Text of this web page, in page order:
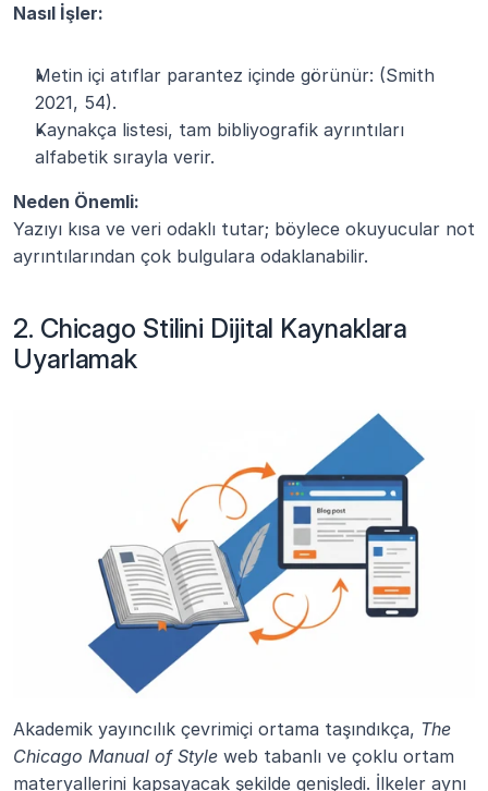
Nasıl İşler:
Metin içi atıflar parantez içinde görünür: (Smith
2021, 54).
Kaynakça listesi, tam bibliyografik ayrıntıları
alfabetik sırayla verir.
Neden Önemli:
Yazıyı kısa ve veri odaklı tutar; böylece okuyucular not
ayrıntılarından çok bulgulara odaklanabilir.
2. Chicago Stilini Dijital Kaynaklara
Uyarlamak
Akademik yayıncılık çevrimiçi ortama taşındıkça, The
Chicago Manual of Style web tabanlı ve çoklu ortam
materyallerini kapsayacak şekilde genişledi. İlkeler aynı